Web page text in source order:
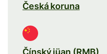
Česká koruna
Čínský jüan (RMB)